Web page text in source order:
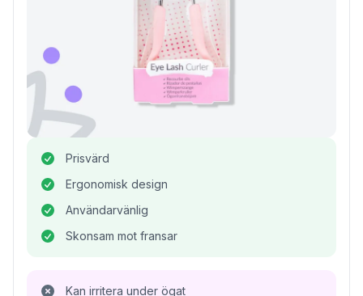
Prisvärd
Ergonomisk design
Användarvänlig
Skonsam mot fransar
Kan irritera under ögat